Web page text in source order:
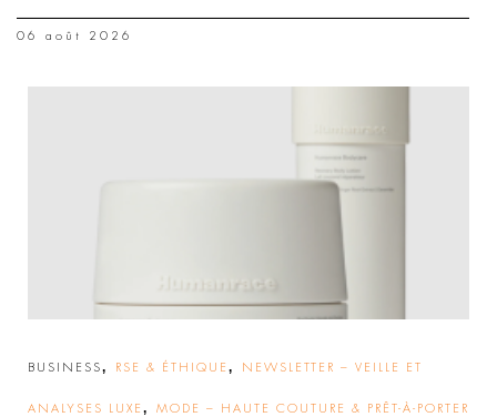
06 août 2026
BUSINESS, RSE & ÉTHIQUE , NEWSLETTER – VEILLE ET
ANALYSES LUXE , MODE – HAUTE COUTURE & PRÊT-À-PORTER